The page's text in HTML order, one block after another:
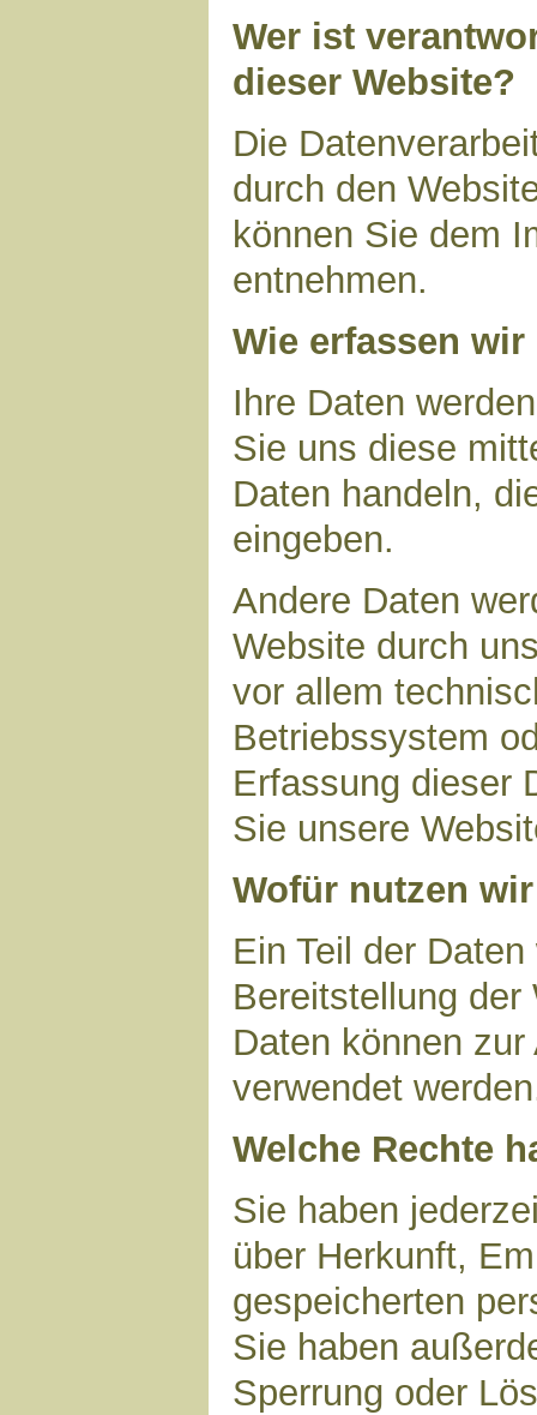
Wer ist
dieser Website?
Die
durch den
können Sie dem
entnehmen.
Wie erfassen wir
Ihre Daten
Sie uns diese
Daten handeln,
eingeben.
Andere Daten
Website durch
vor allem
Betriebssystem
Erfassung dieser
Sie unsere
Wofür nutzen
Ein Teil der
Bereitstellung der
Daten können
verwendet
Welche Rechte
Sie haben
über Herkunft,
gespeicherten
Sie haben
Sperrung oder